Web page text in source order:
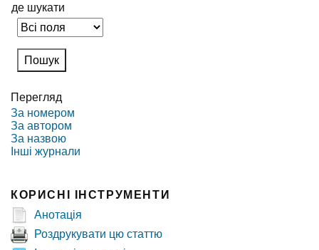
де шукати
Перегляд
За номером
За автором
За назвою
Інші журнали
КОРИСНІ ІНСТРУМЕНТИ
Анотація
Роздрукувати цю статтю